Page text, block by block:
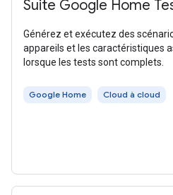
Suite Google Home
Générez et exécutez des
appareils et les caractéristiques
lorsque les tests sont complets.
Google Home Cloud à cloud